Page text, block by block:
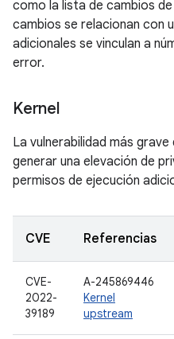
como la lista de cambios de
cambios se relacionan con
adicionales se vinculan a
error.
Kernel
La vulnerabilidad más
generar una elevación de
permisos de ejecución
CVE Referencias
CVE-
2022-
39189
A-245869446
Kernel
upstream